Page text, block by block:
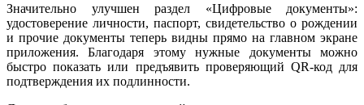
Значительно улучшен раздел «Цифровые документы»:
удостоверение личности, паспорт, свидетельство о рождении
и прочие документы теперь видны прямо на главном экране
приложения. Благодаря этому нужные документы можно
быстро показать или предъявить проверяющий QR-код для
подтверждения их подлинности.